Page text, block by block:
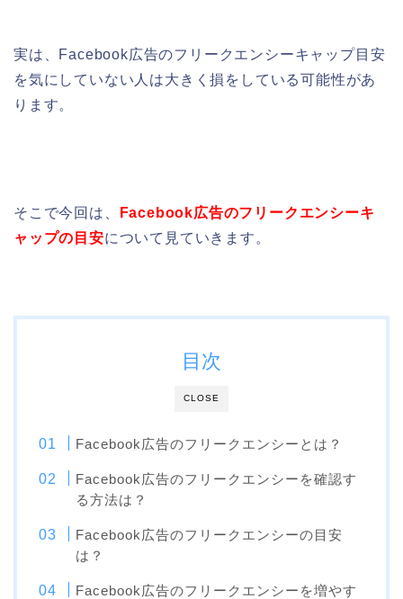
実は、Facebook広告のフリークエンシーキャップ目安
を気にしていない人は大きく損をしている可能性があ
ります。
そこで今回は、
Facebook広告のフリークエンシーキ
ャップの目安について見ていきます。
CLOSE
目次
Facebook広告のフリークエンシーとは？
Facebook広告のフリークエンシーを確認す
る方法は？
Facebook広告のフリークエンシーの目安
は？
Facebook広告のフリークエンシーを増やす